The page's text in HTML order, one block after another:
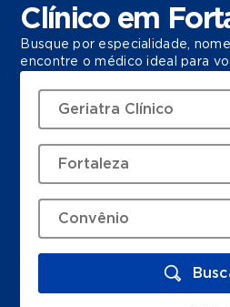
Clínico em
Busque por especialidade,
encontre o médico ideal para